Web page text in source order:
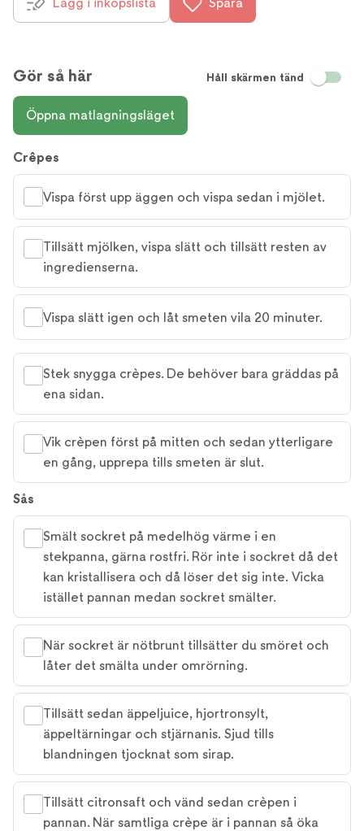
Gör så här Håll skärmen tänd
Öppna matlagningsläget
Crêpes
Vispa först upp äggen och vispa sedan i mjölet.
Tillsätt mjölken, vispa slätt och tillsätt resten av
ingredienserna.
Vispa slätt igen och låt smeten vila 20 minuter.
Stek snygga crèpes. De behöver bara gräddas på
ena sidan.
Vik crèpen först på mitten och sedan ytterligare
en gång, upprepa tills smeten är slut.
Sås
Smält sockret på medelhög värme i en
stekpanna, gärna rostfri. Rör inte i sockret då det
kan kristallisera och då löser det sig inte. Vicka
istället pannan medan sockret smälter.
När sockret är nötbrunt tillsätter du smöret och
låter det smälta under omrörning.
Tillsätt sedan äppeljuice, hjortronsylt,
äppeltärningar och stjärnanis. Sjud tills
blandningen tjocknat som sirap.
Tillsätt citronsaft och vänd sedan crèpen i
pannan. När samtliga crèpe är i pannan så öka